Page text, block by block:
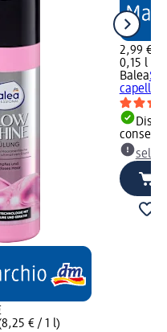
€ / 1 l)
2,99 €
0,15 l
Balea
capelli